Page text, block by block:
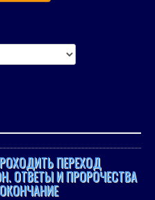
ПЕРЕХОД
ОТВЕТЫ И ПРОРОЧЕСТВА